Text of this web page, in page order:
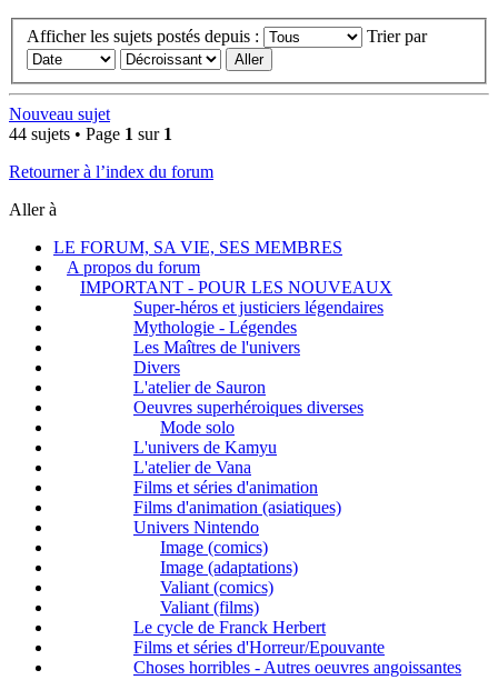
Afficher les sujets postés depuis : Trier par
Nouveau sujet
44 sujets • Page 1 sur 1
Retourner à l’index du forum
Aller à
LE FORUM, SA VIE, SES MEMBRES
A propos du forum
IMPORTANT - POUR LES NOUVEAUX
Super-héros et justiciers légendaires
Mythologie - Légendes
Les Maîtres de l'univers
Divers
L'atelier de Sauron
Oeuvres superhéroiques diverses
Mode solo
L'univers de Kamyu
L'atelier de Vana
Films et séries d'animation
Films d'animation (asiatiques)
Univers Nintendo
Image (comics)
Image (adaptations)
Valiant (comics)
Valiant (films)
Le cycle de Franck Herbert
Films et séries d'Horreur/Epouvante
Choses horribles - Autres oeuvres angoissantes